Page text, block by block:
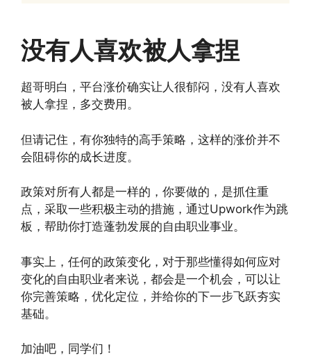
没有人喜欢被人拿捏
超哥明白，平台涨价确实让人很郁闷，没有人喜欢
被人拿捏，多交费用。
但请记住，有你独特的高手策略，这样的涨价并不
会阻碍你的成长进度。
政策对所有人都是一样的，你要做的，是抓住重
点，采取一些积极主动的措施，通过Upwork作为跳
板，帮助你打造蓬勃发展的自由职业事业。
事实上，任何的政策变化，对于那些懂得如何应对
变化的自由职业者来说，都会是一个机会，可以让
你完善策略，优化定位，并给你的下一步飞跃夯实
基础。
加油吧，同学们！